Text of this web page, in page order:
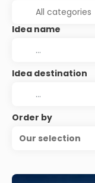
Idea name
Idea destination
Order by
Our selection